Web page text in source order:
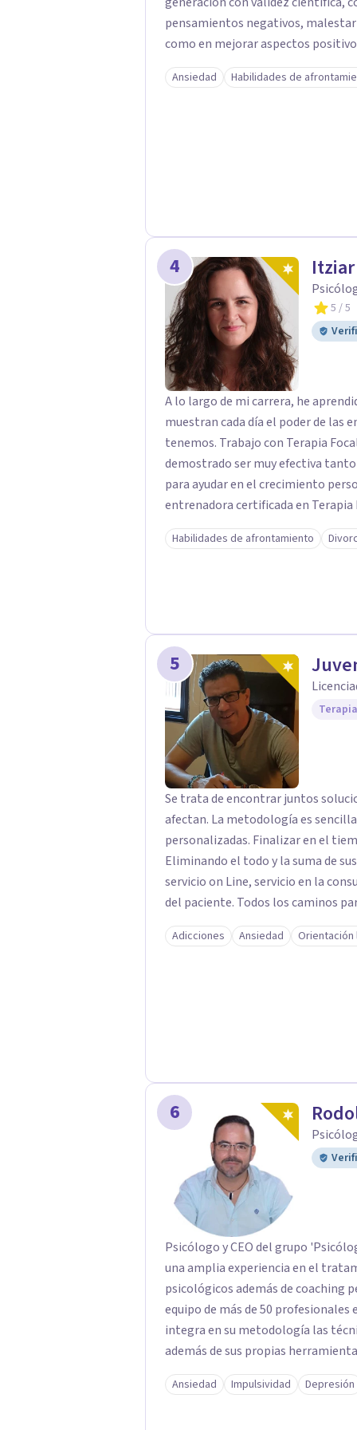
pensamientos negativos,
como en mejorar aspectos
objetivos son los míos y juntos los alcanzaremos!.
consigas el bienestar y equilibrio
Ansiedad Habilidades de
4
5 / 5
A lo largo de mi carrera, he
muestran cada día el poder de las
tenemos. Trabajo con Terapia
demostrado ser muy efectiva
para ayudar en el crecimiento personal
entrenadora certificada en Terapia
además de supervisora y
significativa en las relaciones, con
complementado mi formación
otro en Psicodrama,
nuestras relaciones. Mi objetivo es ofrecerte un espacio de confianza donde
podamos trabajar en mejorar tu
para acompañarte en ese proceso.
Habilidades de afrontamiento
5
Se trata de encontrar juntos
afectan. La metodología es sencilla, directa y clara. La búsqueda de opciones
personalizadas. Finalizar en el
Eliminando el todo y la suma de sus partes. Para ello, la formula
servicio on Line, servicio en la
del paciente. Todos los caminos
tiempo posible el estado de
momento. Solo debes decidir y actuar para cambiar el ritmo de tu vida. Ese es el
datáfono. Por transferencia
Adicciones Ansiedad Orientación
6
Psicólogo y CEO del grupo
una amplia experiencia en el
psicológicos además de coaching personal. El abordaje
equipo de más de 50
integra en su metodología las
además de sus propias
de profesionales único en su
importancia de trabajar no solo el
Ansiedad Impulsividad Depresión